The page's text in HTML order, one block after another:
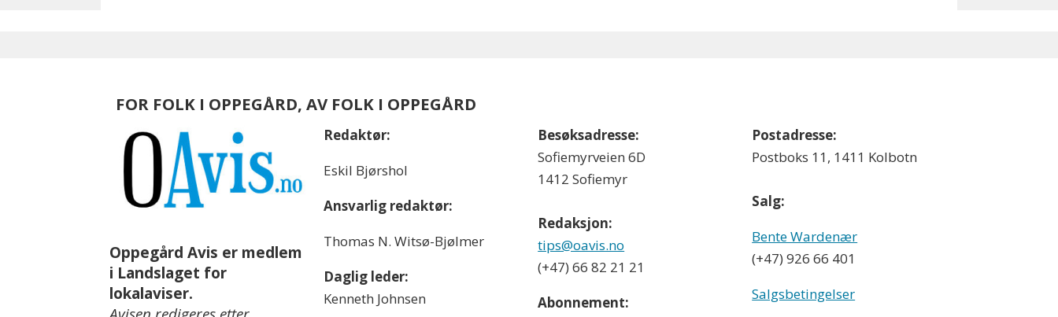
FOR FOLK I OPPEGÅRD, AV FOLK I OPPEGÅRD
Oppegård Avis er medlem
i Landslaget for
lokalaviser.
Redaktør:
Eskil Bjørshol
Ansvarlig redaktør:
Thomas N. Witsø-Bjølmer
Daglig leder:
Kenneth Johnsen
Besøksadresse:
Sofiemyrveien 6D
1412 Sofiemyr
Redaksjon:
tips@oavis.no
(+47) 66 82 21 21
Abonnement:
Postadresse:
Postboks 11, 1411 Kolbotn
Salg:
Bente Wardenær
(+47) 926 66 401
Salgsbetingelser